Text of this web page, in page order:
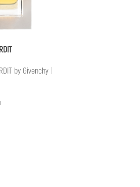
by Givenchy |